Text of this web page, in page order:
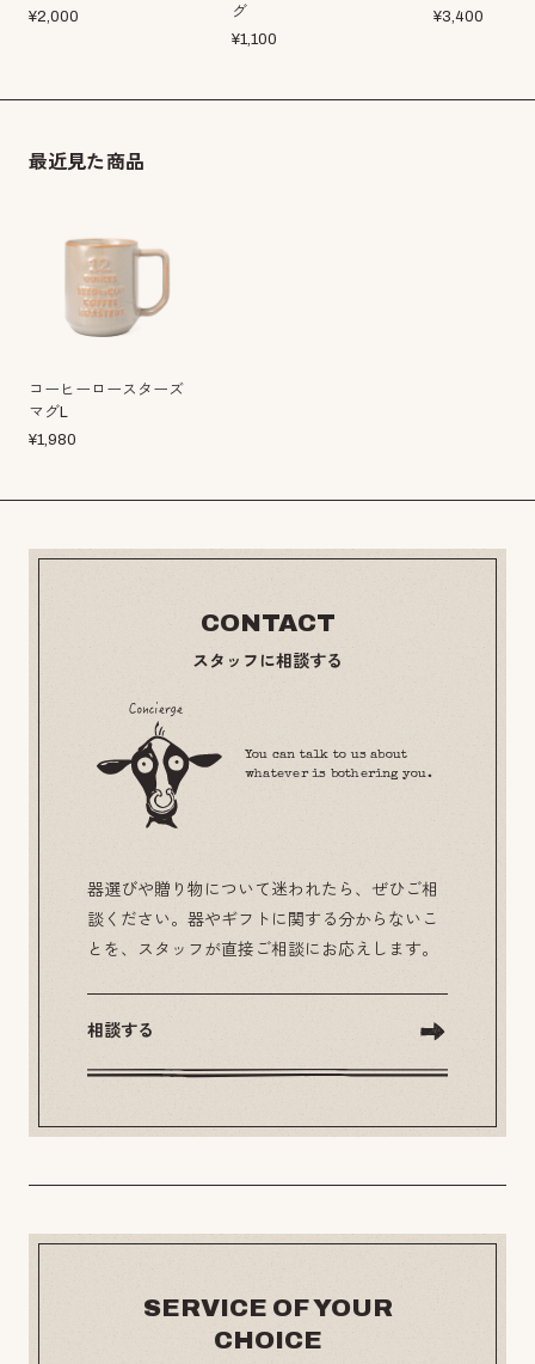
¥2,000
グ
¥1,100
¥3,400
最近見た商品
コーヒーロースターズ
マグL
¥1,980
CONTACT
スタッフに相談する
You can talk to us about
whatever is bothering you.
器選びや贈り物について迷われたら、ぜひご相
談ください。器やギフトに関する分からないこ
とを、スタッフが直接ご相談にお応えします。
相談する
SERVICE OF YOUR
CHOICE